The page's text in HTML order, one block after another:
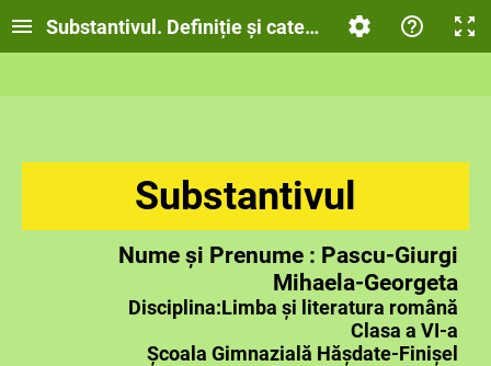
Substantivul. Definiție și categorii gramaticale
Substantivul
Nume și Prenume : Pascu-Giurgi
Mihaela-Georgeta
Disciplina:Limba și literatura română
Clasa a VI-a
Școala Gimnazială Hășdate-Finișel